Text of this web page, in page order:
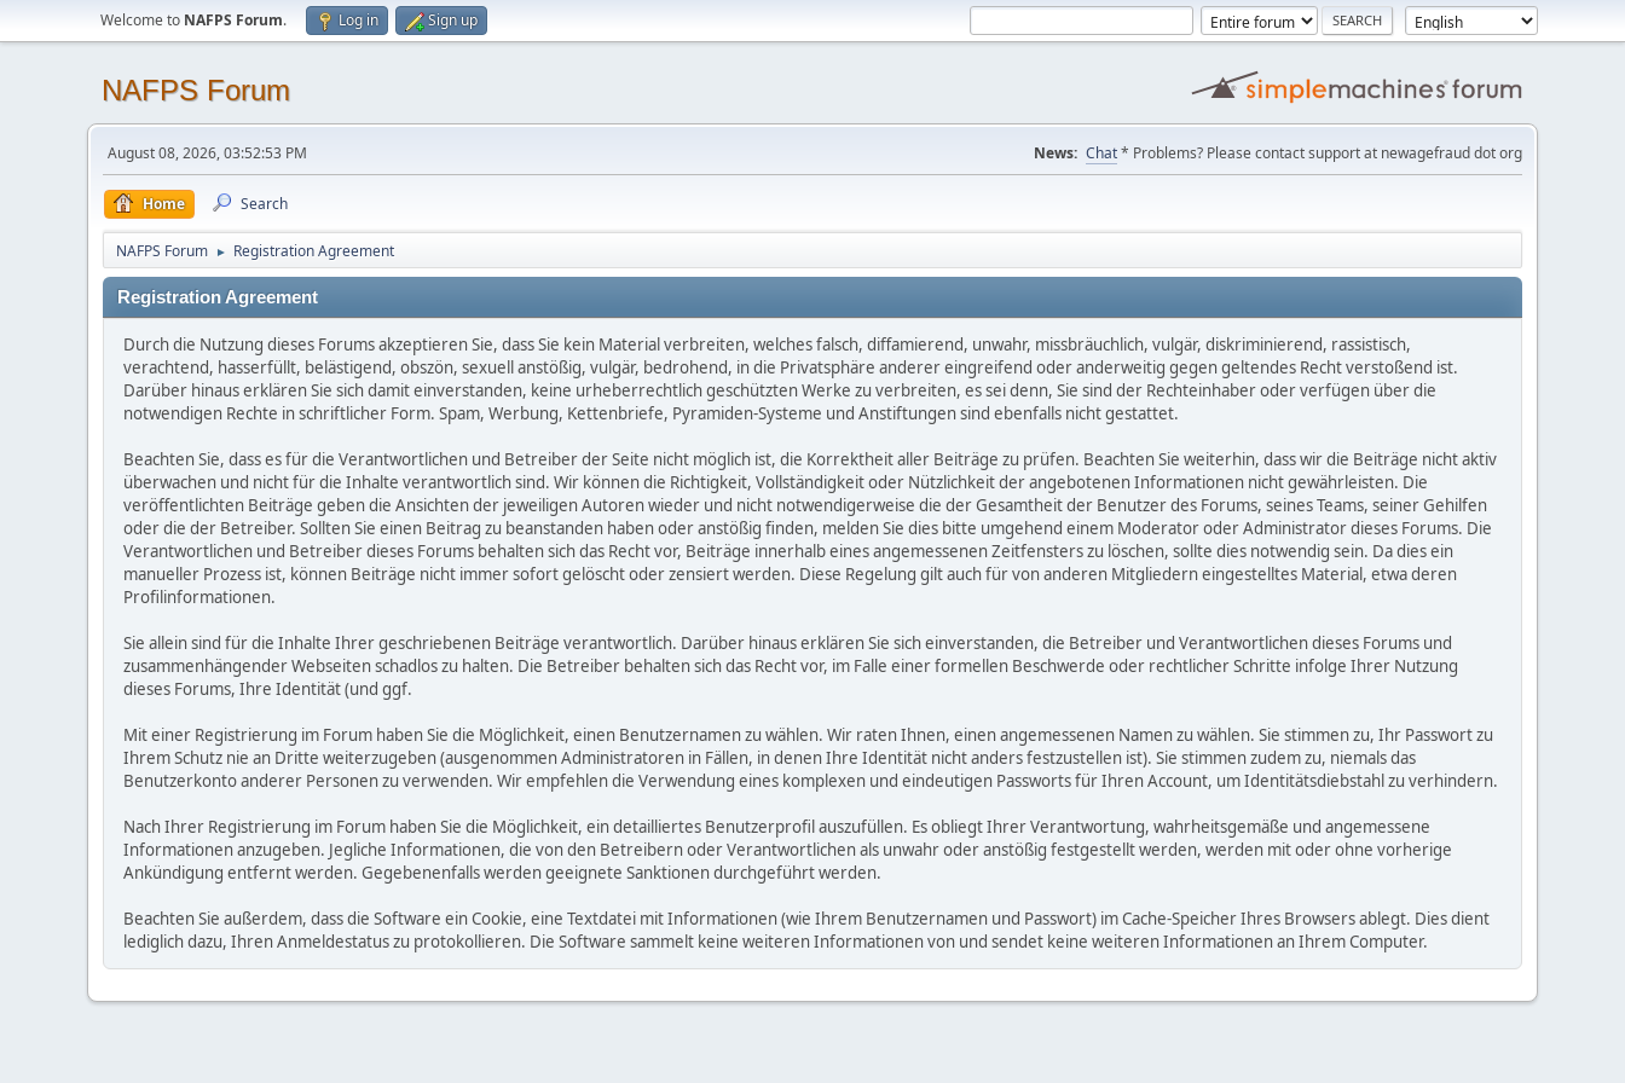
Welcome to NAFPS Forum. Log in Sign up
NAFPS Forum
August 08, 2026, 03:52:53 PM News: Chat* Problems? Please contact support at newagefraud dot org
Home Search
NAFPS Forum ► Registration Agreement
Registration Agreement
Durch die Nutzung dieses Forums akzeptieren Sie, dass Sie kein Material verbreiten, welches falsch, diffamierend, unwahr, missbräuchlich, vulgär, diskriminierend, rassistisch,
verachtend, hasserfüllt, belästigend, obszön, sexuell anstößig, vulgär, bedrohend, in die Privatsphäre anderer eingreifend oder anderweitig gegen geltendes Recht verstoßend ist.
Darüber hinaus erklären Sie sich damit einverstanden, keine urheberrechtlich geschützten Werke zu verbreiten, es sei denn, Sie sind der Rechteinhaber oder verfügen über die
notwendigen Rechte in schriftlicher Form. Spam, Werbung, Kettenbriefe, Pyramiden-Systeme und Anstiftungen sind ebenfalls nicht gestattet.
Beachten Sie, dass es für die Verantwortlichen und Betreiber der Seite nicht möglich ist, die Korrektheit aller Beiträge zu prüfen. Beachten Sie weiterhin, dass wir die Beiträge nicht aktiv
überwachen und nicht für die Inhalte verantwortlich sind. Wir können die Richtigkeit, Vollständigkeit oder Nützlichkeit der angebotenen Informationen nicht gewährleisten. Die
veröffentlichten Beiträge geben die Ansichten der jeweiligen Autoren wieder und nicht notwendigerweise die der Gesamtheit der Benutzer des Forums, seines Teams, seiner Gehilfen
oder die der Betreiber. Sollten Sie einen Beitrag zu beanstanden haben oder anstößig finden, melden Sie dies bitte umgehend einem Moderator oder Administrator dieses Forums. Die
Verantwortlichen und Betreiber dieses Forums behalten sich das Recht vor, Beiträge innerhalb eines angemessenen Zeitfensters zu löschen, sollte dies notwendig sein. Da dies ein
manueller Prozess ist, können Beiträge nicht immer sofort gelöscht oder zensiert werden. Diese Regelung gilt auch für von anderen Mitgliedern eingestelltes Material, etwa deren
Profilinformationen.
Sie allein sind für die Inhalte Ihrer geschriebenen Beiträge verantwortlich. Darüber hinaus erklären Sie sich einverstanden, die Betreiber und Verantwortlichen dieses Forums und
zusammenhängender Webseiten schadlos zu halten. Die Betreiber behalten sich das Recht vor, im Falle einer formellen Beschwerde oder rechtlicher Schritte infolge Ihrer Nutzung
dieses Forums, Ihre Identität (und ggf.
Mit einer Registrierung im Forum haben Sie die Möglichkeit, einen Benutzernamen zu wählen. Wir raten Ihnen, einen angemessenen Namen zu wählen. Sie stimmen zu, Ihr Passwort zu
Ihrem Schutz nie an Dritte weiterzugeben (ausgenommen Administratoren in Fällen, in denen Ihre Identität nicht anders festzustellen ist). Sie stimmen zudem zu, niemals das
Benutzerkonto anderer Personen zu verwenden. Wir empfehlen die Verwendung eines komplexen und eindeutigen Passworts für Ihren Account, um Identitätsdiebstahl zu verhindern.
Nach Ihrer Registrierung im Forum haben Sie die Möglichkeit, ein detailliertes Benutzerprofil auszufüllen. Es obliegt Ihrer Verantwortung, wahrheitsgemäße und angemessene
Informationen anzugeben. Jegliche Informationen, die von den Betreibern oder Verantwortlichen als unwahr oder anstößig festgestellt werden, werden mit oder ohne vorherige
Ankündigung entfernt werden. Gegebenenfalls werden geeignete Sanktionen durchgeführt werden.
Beachten Sie außerdem, dass die Software ein Cookie, eine Textdatei mit Informationen (wie Ihrem Benutzernamen und Passwort) im Cache-Speicher Ihres Browsers ablegt. Dies dient
lediglich dazu, Ihren Anmeldestatus zu protokollieren. Die Software sammelt keine weiteren Informationen von und sendet keine weiteren Informationen an Ihrem Computer.